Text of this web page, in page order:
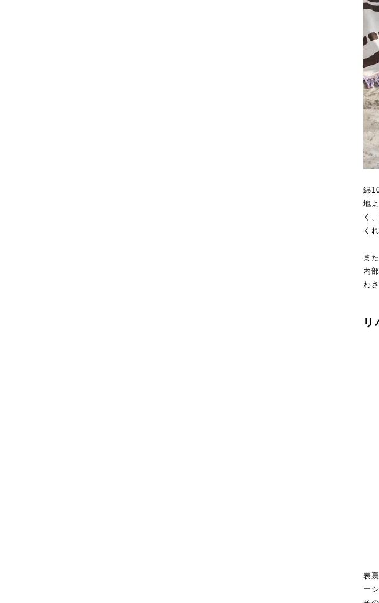
綿
地
く
く
ま
内
わ
リ
表
ー